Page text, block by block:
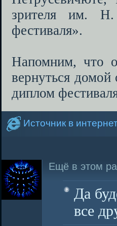
зрителя им. Н.
фестиваля».
Напомним, что
вернуться
диплом
Источник в
Ещё в этом
Да
все